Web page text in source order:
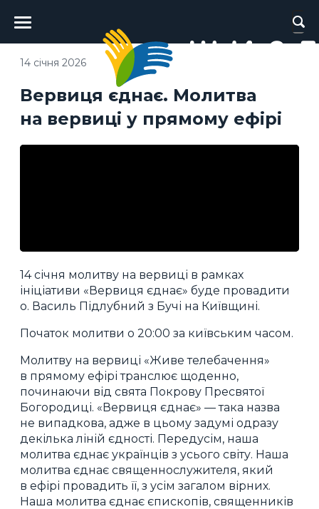
Головне
меню
Вервиця єднає. Молитва
на вервиці у прямому ефірі
14 січня 2026
14 січня молитву на вервиці в рамках
ініціативи «Вервиця єднає» буде провадити
о. Василь Підлубний з Бучі на Київщині.
Початок молитви о 20:00 за київським часом.
Молитву на вервиці «Живе телебачення»
в прямому ефірі транслює щоденно,
починаючи від свята Покрову Пресвятої
Богородиці. «Вервиця єднає» — така назва
не випадкова, адже в цьому задумі одразу
декілька ліній єдності. Передусім, наша
молитва єднає українців з усього світу. Наша
молитва єднає священнослужителя, який
в ефірі провадить її, з усім загалом вірних.
Наша молитва єднає єпископів, священників